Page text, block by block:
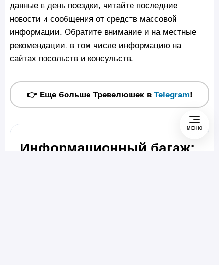
данные в день поездки, читайте последние
новости и сообщения от средств массовой
информации. Обратите внимание и на местные
рекомендации, в том числе информацию на
сайтах посольств и консульств.
👉 Еще больше Тревелюшек в Telegram!
Информационный багаж:
МЕНЮ